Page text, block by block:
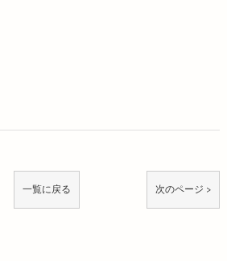
一覧に戻る 次のページ >